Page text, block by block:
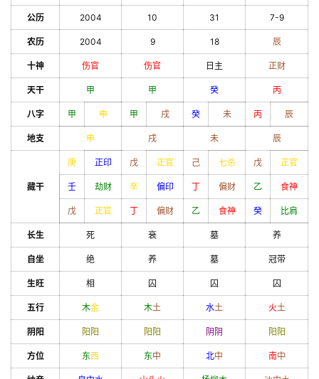
公历 2004 10 31 7-9
农历 2004 9 18 辰
十神 伤官 伤官 日主 正财
天干 甲 甲 癸 丙
八字 甲 申 甲 戌 癸 未 丙 辰
地支 申 戌 未 辰
藏干
庚 正印 戊 正官 己 七杀 戊 正官
壬 劫财 辛 偏印 丁 偏财 乙 食神
戊 正官 丁 偏财 乙 食神 癸 比肩
长生 死 衰 墓 养
自坐 绝 养 墓 冠带
生旺 相 囚 囚 囚
五行 木金 木土 水土 火土
阴阳 阳 阳 阳 阳 阴 阴 阳 阳
方位 东西 东中 北中 南中